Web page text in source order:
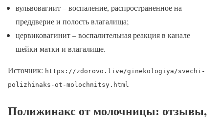
вульвовагиит – воспаление, распространенное на
преддверие и полость влагалища;
цервиковагинит – воспалительная реакция в канале
шейки матки и влагалище.
Источник: https://zdorovo.live/ginekologiya/svechi-
polizhinaks-ot-molochnitsy.html
Полижинакс от молочницы: отзывы,